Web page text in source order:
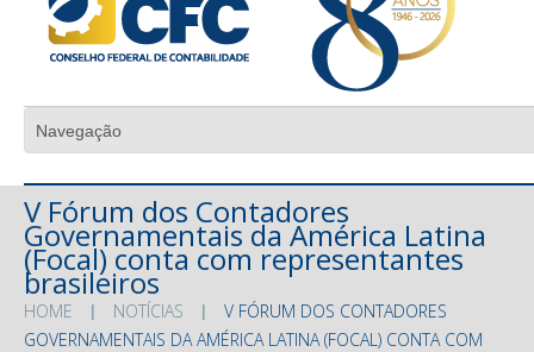
V Fórum dos Contadores
Governamentais da América Latina
(Focal) conta com representantes
brasileiros
HOME NOTÍCIAS
V FÓRUM DOS CONTADORES
GOVERNAMENTAIS DA AMÉRICA LATINA (FOCAL) CONTA COM